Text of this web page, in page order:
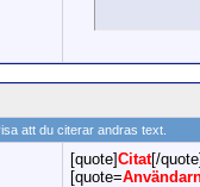
att du citerar andras text.
[quote]Citat[/quote]
[quote=